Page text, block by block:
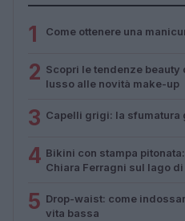
1 Come ottenere una
2 Scopri le tendenze
lusso alle novità make-up
3 Capelli grigi: la
4 Bikini con stampa
Chiara Ferragni sul lago di
5 Drop-waist: come
vita bassa